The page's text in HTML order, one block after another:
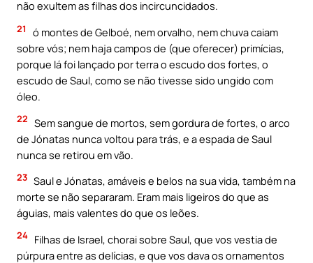
não exultem as filhas dos incircuncidados.
21
ó montes de Gelboé, nem orvalho, nem chuva caiam
sobre vós; nem haja campos de (que oferecer) primícias,
porque lá foi lançado por terra o escudo dos fortes, o
escudo de Saul, como se não tivesse sido ungido com
óleo.
22 Sem sangue de mortos, sem gordura de fortes, o arco
de Jónatas nunca voltou para trás, e a espada de Saul
nunca se retirou em vão.
23 Saul e Jónatas, amáveis e belos na sua vida, também na
morte se não separaram. Eram mais ligeiros do que as
águias, mais valentes do que os leões.
24 Filhas de Israel, chorai sobre Saul, que vos vestia de
púrpura entre as delícias, e que vos dava os ornamentos